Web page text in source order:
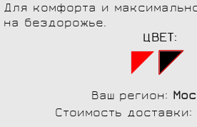
Для комфорта и
на бездорожье.
ЦВЕТ:
Ваш регион:
Стоимость доставки: